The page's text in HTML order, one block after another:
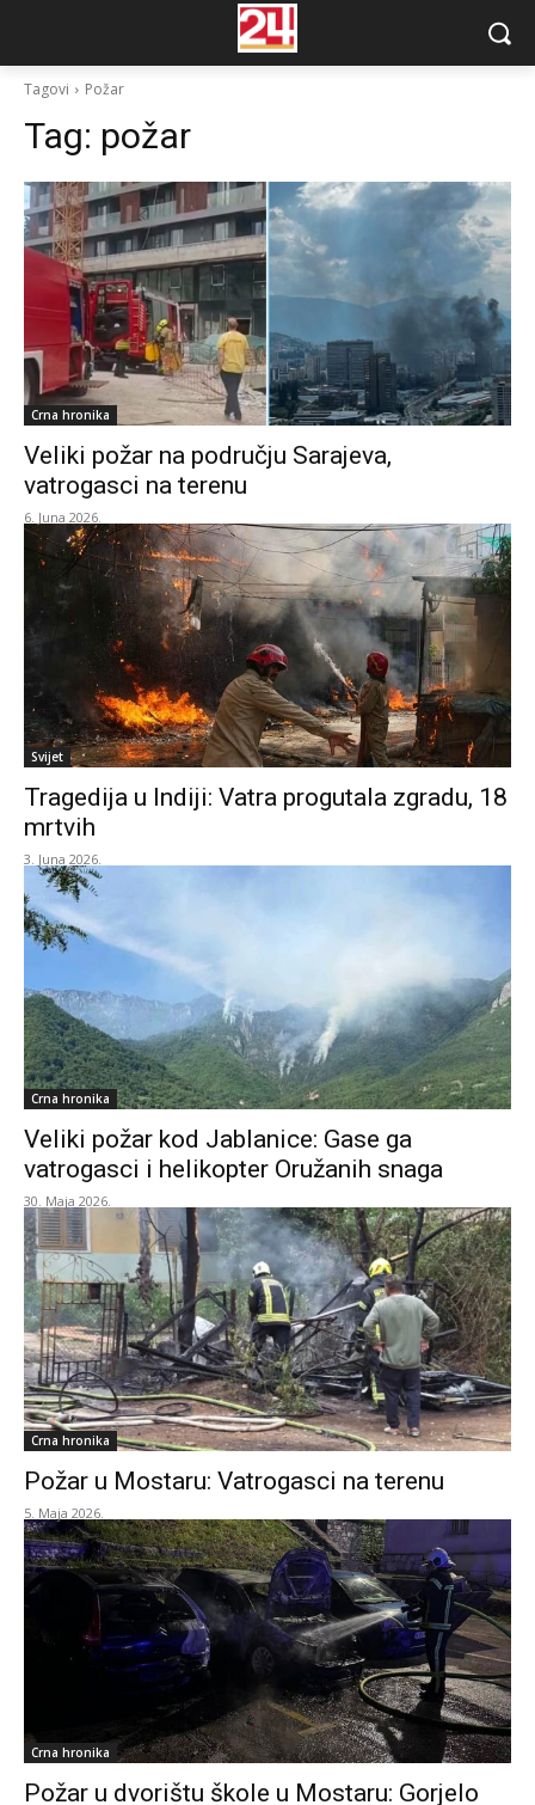
Tagovi Požar
Tag: požar
Crna hronika
Veliki požar na području Sarajeva,
vatrogasci na terenu
6. Juna 2026.
Svijet
Tragedija u Indiji: Vatra progutala zgradu, 18
mrtvih
3. Juna 2026.
Crna hronika
Veliki požar kod Jablanice: Gase ga
vatrogasci i helikopter Oružanih snaga
30. Maja 2026.
Crna hronika
Požar u Mostaru: Vatrogasci na terenu
5. Maja 2026.
Crna hronika
Požar u dvorištu škole u Mostaru: Gorjelo